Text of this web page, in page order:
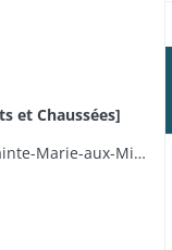
et Chaussées]
Mines de plomb, cuivre et argent de Sainte-Marie-aux-Mines [fonds des Ponts et Chaussées]